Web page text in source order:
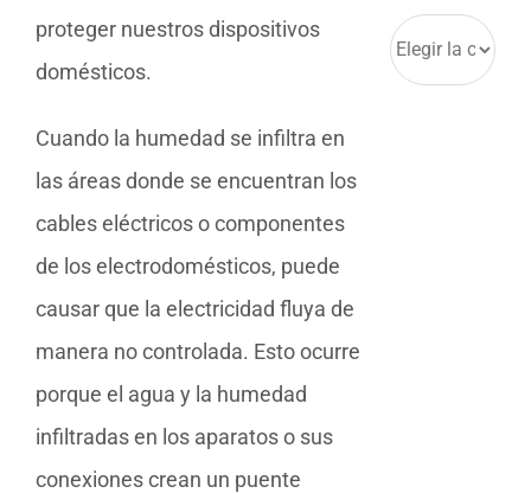
proteger nuestros dispositivos
domésticos.
Cuando la humedad se infiltra en
las áreas donde se encuentran los
cables eléctricos o componentes
de los electrodomésticos, puede
causar que la electricidad fluya de
manera no controlada. Esto ocurre
porque el agua y la humedad
infiltradas en los aparatos o sus
conexiones crean un puente
Categorías